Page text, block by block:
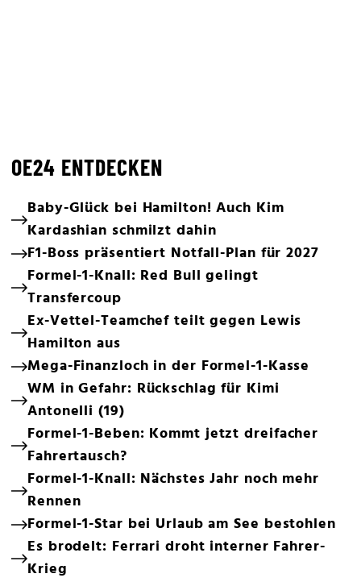
OE24 ENTDECKEN
Baby-Glück bei Hamilton! Auch Kim
Kardashian schmilzt dahin
F1-Boss präsentiert Notfall-Plan für 2027
Formel-1-Knall: Red Bull gelingt
Transfercoup
Ex-Vettel-Teamchef teilt gegen Lewis
Hamilton aus
Mega-Finanzloch in der Formel-1-Kasse
WM in Gefahr: Rückschlag für Kimi
Antonelli (19)
Formel-1-Beben: Kommt jetzt dreifacher
Fahrertausch?
Formel-1-Knall: Nächstes Jahr noch mehr
Rennen
Formel-1-Star bei Urlaub am See bestohlen
Es brodelt: Ferrari droht interner Fahrer-
Krieg